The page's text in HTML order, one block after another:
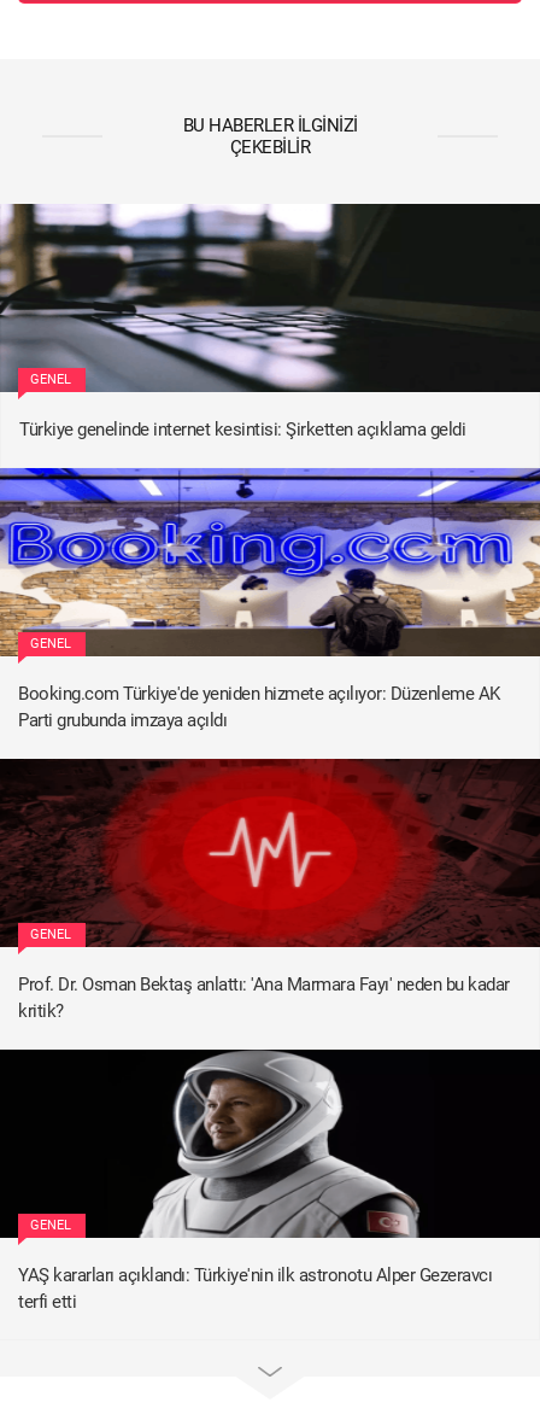
BU HABERLER İLGINIZI
ÇEKEBILIR
GENEL
Türkiye genelinde internet kesintisi: Şirketten açıklama geldi
GENEL
Booking.com Türkiye'de yeniden hizmete açılıyor: Düzenleme AK
Parti grubunda imzaya açıldı
GENEL
Prof. Dr. Osman Bektaş anlattı: 'Ana Marmara Fayı' neden bu kadar
kritik?
GENEL
YAŞ kararları açıklandı: Türkiye'nin ilk astronotu Alper Gezeravcı
terfi etti